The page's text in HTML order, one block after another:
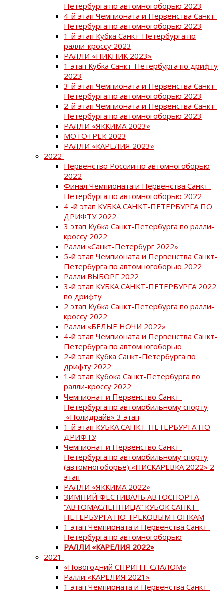
Петербурга по автомногоборью 2023
4-й этап Чемпионата и Первенства Санкт-
Петербурга по автомногоборью 2023
1-й этап Кубка Санкт-Петербурга по
ралли-кроссу 2023
РАЛЛИ «ПИКНИК 2023»
1 этап Кубка Санкт-Петербурга по дрифту
2023
3-й этап Чемпионата и Первенства Санкт-
Петербурга по автомногоборью 2023
2-й этап Чемпионата и Первенства Санкт-
Петербурга по автомногоборью 2023
РАЛЛИ «ЯККИМА 2023»
МОТОТРЕК 2023
РАЛЛИ «КАРЕЛИЯ 2023»
2022
Первенство России по автомногоборью
2022
Финал Чемпионата и Первенства Санкт-
Петербурга по автомногоборью 2022
4 -й этап КУБКА САНКТ-ПЕТЕРБУРГА ПО
ДРИФТУ 2022
3 этап Кубка Санкт-Петербурга по ралли-
кроссу 2022
Ралли «Санкт-Петербург 2022»
5-й этап Чемпионата и Первенства Санкт-
Петербурга по автомногоборью 2022
Ралли ВЫБОРГ 2022
3-й этап КУБКА САНКТ-ПЕТЕРБУРГА 2022
по дрифту
2 этап Кубка Санкт-Петербурга по ралли-
кроссу 2022
Ралли «БЕЛЫЕ НОЧИ 2022»
4-й этап Чемпионата и Первенства Санкт-
Петербурга по автомногоборью
2-й этап Кубка Санкт-Петербурга по
дрифту 2022
1-й этап Кубока Санкт-Петербурга по
ралли-кроссу 2022
Чемпионат и Первенство Санкт-
Петербурга по автомобильному спорту
«Полидрайв» 3 этап
1-й этап КУБКА САНКТ-ПЕТЕРБУРГА ПО
ДРИФТУ
Чемпионат и Первенство Санкт-
Петербурга по автомобильному спорту
(автомногоборье) «ПИСКАРЕВКА 2022» 2
этап
РАЛЛИ «ЯККИМА 2022»
ЗИМНИЙ ФЕСТИВАЛЬ АВТОСПОРТА
“АВТОМАСЛЕННИЦА” КУБОК САНКТ-
ПЕТЕРБУРГА ПО ТРЕКОВЫМ ГОНКАМ
1 этап Чемпионата и Первенства Санкт-
Петербурга по автомногоборью
РАЛЛИ «КАРЕЛИЯ 2022»
2021
«Новогодний СПРИНТ-СЛАЛОМ»
Ралли «КАРЕЛИЯ 2021»
1 этап Чемпионата и Первенства Санкт-